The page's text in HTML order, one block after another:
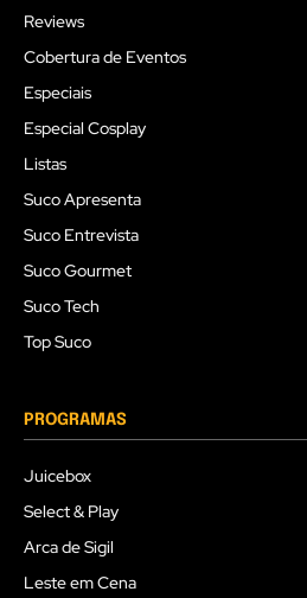
Reviews
Cobertura de Eventos
Especiais
Especial Cosplay
Listas
Suco Apresenta
Suco Entrevista
Suco Gourmet
Suco Tech
Top Suco
PROGRAMAS
Juicebox
Select & Play
Arca de Sigil
Leste em Cena